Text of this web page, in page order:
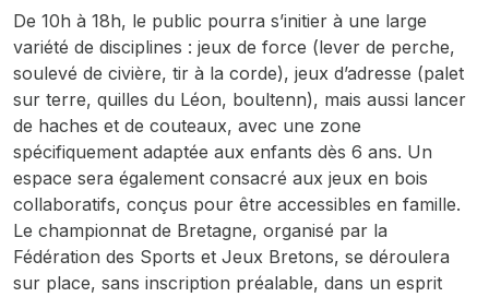
De 10h à 18h, le public pourra s’initier à une large
variété de disciplines : jeux de force (lever de perche,
soulevé de civière, tir à la corde), jeux d’adresse (palet
sur terre, quilles du Léon, boultenn), mais aussi lancer
de haches et de couteaux, avec une zone
spécifiquement adaptée aux enfants dès 6 ans. Un
espace sera également consacré aux jeux en bois
collaboratifs, conçus pour être accessibles en famille.
Le championnat de Bretagne, organisé par la
Fédération des Sports et Jeux Bretons, se déroulera
sur place, sans inscription préalable, dans un esprit